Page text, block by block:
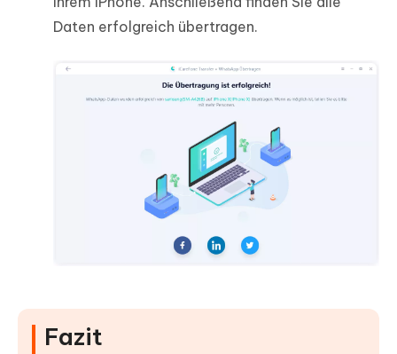
Daten erfolgreich übertragen.
Fazit